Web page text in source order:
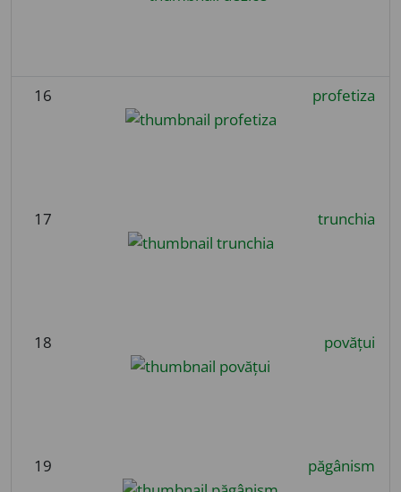
16 profetiza
17 trunchia
18 povățui
19 păgânism